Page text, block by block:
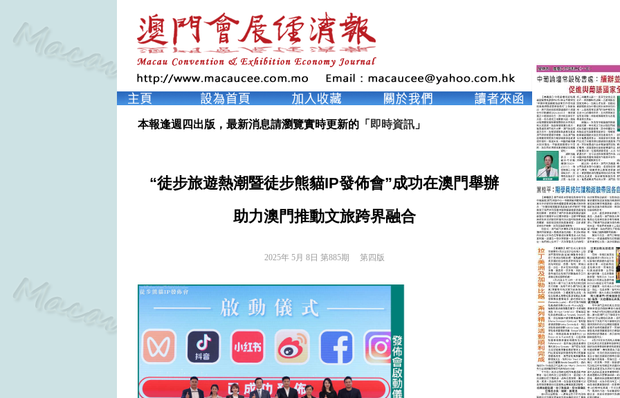
本報逢週四出版，最新消息請瀏覽實時更新的「 即時資訊」
“徒步旅遊熱潮暨徒步熊貓IP發佈會”成功在澳門舉辦
助力澳門推動文旅跨界融合
2025年 5月 8日 第885期 第四版